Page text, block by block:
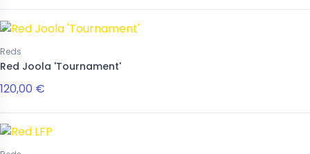
€ 139,00 € 59,00 €
Reds
Red Joola 'Tournament'
120,00 €